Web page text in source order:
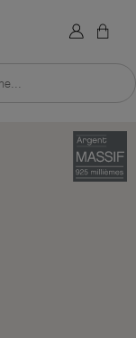
à l'accueil du site
×